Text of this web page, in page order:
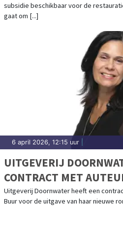
subsidie beschikbaar voor de
gaat om [...]
6 april 2026, 12:15 uur
UITGEVERIJ
CONTRACT MET
VOOR NIEUWE ROMAN
ZOON
Uitgeverij Doornwater heeft een
Buur voor de uitgave van haar nieuwe